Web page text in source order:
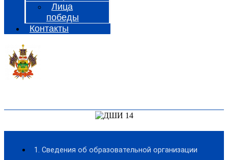
Лица
победы
Контакты
1. Сведения об образовательной организации